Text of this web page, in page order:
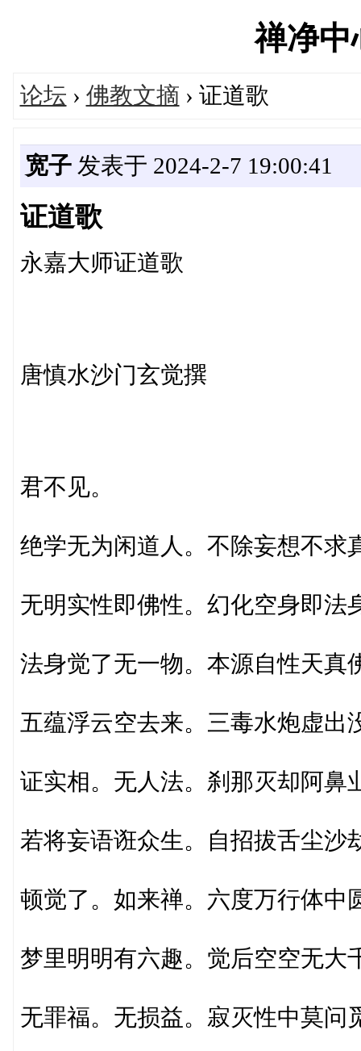
禅净中
论坛 › 佛教文摘 › 证道歌
宽子发表于 2024-2-7 19:00:41
证道歌
永嘉大师证道歌
唐慎水沙门玄觉撰
君不见。
绝学无为闲道人。不除妄想不求
无明实性即佛性。幻化空身即法
法身觉了无一物。本源自性天真
五蕴浮云空去来。三毒水炮虚出
证实相。无人法。刹那灭却阿鼻
若将妄语诳众生。自招拔舌尘沙
顿觉了。如来禅。六度万行体中
梦里明明有六趣。觉后空空无大
无罪福。无损益。寂灭性中莫问